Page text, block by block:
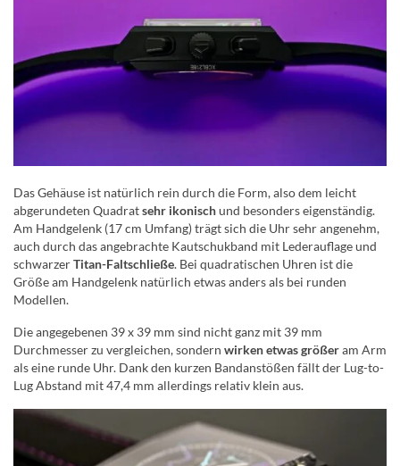
Das Gehäuse ist natürlich rein durch die Form, also dem leicht
abgerundeten Quadratsehr ikonischund besonders eigenständig.
Am Handgelenk (17 cm Umfang) trägt sich die Uhr sehr angenehm,
auch durch das angebrachte Kautschukband mit Lederauflage und
schwarzerTitan-Faltschließe. Bei quadratischen Uhren ist die
Größe am Handgelenk natürlich etwas anders als bei runden
Modellen.
Die angegebenen 39 x 39 mm sind nicht ganz mit 39 mm
Durchmesser zu vergleichen, sondern wirken etwas größeram Arm
als eine runde Uhr. Dank den kurzen Bandanstößen fällt der Lug-to-
Lug Abstand mit 47,4 mm allerdings relativ klein aus.